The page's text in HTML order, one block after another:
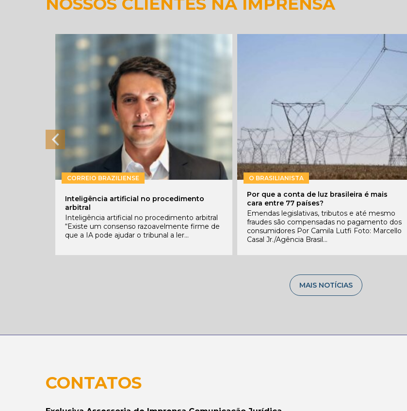
CORREIO BRAZILIENSE
Inteligência artificial no procedimento
arbitral
Inteligência artificial no procedimento arbitral
“Existe um consenso razoavelmente firme de
que a IA pode ajudar o tribunal a ler...
O BRASILIANISTA
Por que a conta de luz brasileira é mais
cara entre 77 países?
Emendas legislativas, tributos e até mesmo
fraudes são compensadas no pagamento dos
consumidores Por Camila Lutfi Foto: Marcello
Casal Jr./Agência Brasil...
MAIS NOTÍCIAS
CONTATOS